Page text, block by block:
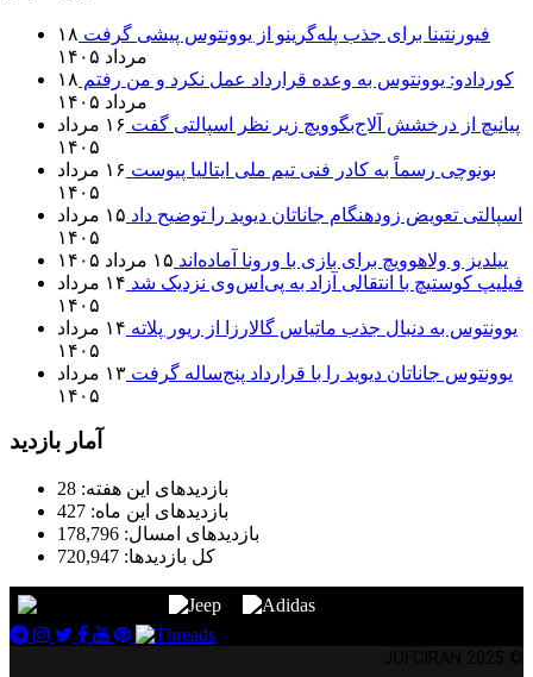
فیورنتینا برای جذب پله‌گرینو از یوونتوس پیشی گرفت ۱۸
مرداد ۱۴۰۵
کوردادو: یوونتوس به وعده قرارداد عمل نکرد و من رفتم ۱۸
مرداد ۱۴۰۵
پیانیچ از درخشش آلاج‌بگوویچ زیر نظر اسپالتی گفت
۱۶ مرداد
۱۴۰۵
بونوچی رسماً به کادر فنی تیم ملی ایتالیا پیوست
۱۶ مرداد
۱۴۰۵
اسپالتی تعویض زودهنگام جاناتان دیوید را توضیح داد
۱۵ مرداد
۱۴۰۵
ییلدیز و ولاهوویچ برای بازی با ورونا آماده‌اند ۱۵ مرداد ۱۴۰۵
فیلیپ کوستیچ با انتقالی آزاد به پی‌اس‌وی نزدیک شد
۱۴ مرداد
۱۴۰۵
یوونتوس به دنبال جذب ماتیاس گالارزا از ریور پلاته
۱۴ مرداد
۱۴۰۵
یوونتوس جاناتان دیوید را با قرارداد پنج‌ساله گرفت
۱۳ مرداد
۱۴۰۵
آمار بازدید
بازدیدهای این هفته: 28
بازدیدهای این ماه: 427
بازدیدهای امسال: 178,796
کل بازدیدها: 720,947